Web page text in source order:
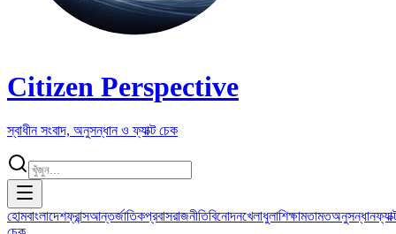
Citizen Perspective
স্বাধীন সংবাদ, অনুসন্ধান ও ফ্যাক্ট চেক
হোমবাংলাদেশফ্রান্সআন্তর্জাতিকপ্রবাসরাজনীতিবিনোদনখেলাধুলাশিক্ষামতামতঅনুসন্ধান